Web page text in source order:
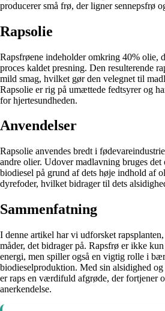
producerer små frø, der ligner sennepsfrø
Rapsolie
Rapsfrøene indeholder omkring 40% olie,
proces kaldet presning. Den resulterende
mild smag, hvilket gør den velegnet til
Rapsolie er rig på umættede fedtsyrer og
for hjertesundheden.
Anvendelser
Rapsolie anvendes bredt i
andre olier. Udover madlavning bruges
biodiesel på grund af dets høje indhold af
dyrefoder, hvilket bidrager til dets
Sammenfatning
I denne artikel har vi udforsket
måder, det bidrager på. Rapsfrø er ikke
energi, men spiller også en vigtig rolle i
biodieselproduktion. Med sin alsidighed
er raps en værdifuld afgrøde, der fortjener
anerkendelse.